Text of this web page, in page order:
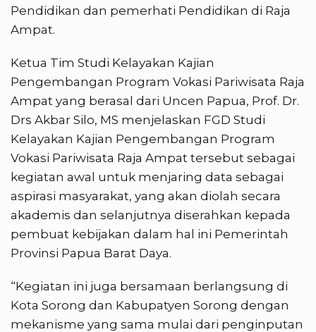
Pendidikan dan pemerhati Pendidikan di Raja
Ampat.
Ketua Tim Studi Kelayakan Kajian
Pengembangan Program Vokasi Pariwisata Raja
Ampat yang berasal dari Uncen Papua, Prof. Dr.
Drs Akbar Silo, MS menjelaskan FGD Studi
Kelayakan Kajian Pengembangan Program
Vokasi Pariwisata Raja Ampat tersebut sebagai
kegiatan awal untuk menjaring data sebagai
aspirasi masyarakat, yang akan diolah secara
akademis dan selanjutnya diserahkan kepada
pembuat kebijakan dalam hal ini Pemerintah
Provinsi Papua Barat Daya.
“Kegiatan ini juga bersamaan berlangsung di
Kota Sorong dan Kabupatyen Sorong dengan
mekanisme yang sama mulai dari penginputan